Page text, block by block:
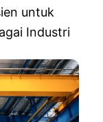
untuk
Industri